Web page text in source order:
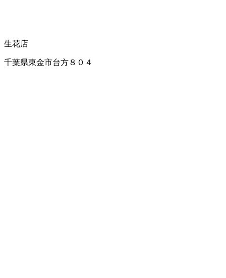
生花店
千葉県東金市台方８０４